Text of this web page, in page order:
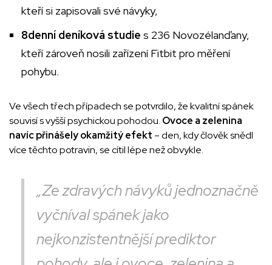
kteří si zapisovali své návyky,
8denní deníková studie s 236 Novozélanďany,
kteří zároveň nosili zařízení Fitbit pro měření
pohybu.
Ve všech třech případech se potvrdilo, že kvalitní spánek
souvisí s vyšší psychickou pohodou. Ovoce a zelenina
navíc přinášely okamžitý efekt – den, kdy člověk snědl
více těchto potravin, se cítil lépe než obvykle.
„Ze zdravých návyků jednoznačně
vyčníval spánek jako
nejkonzistentnější prediktor